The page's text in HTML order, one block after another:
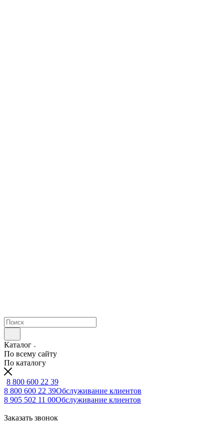
Каталог
По всему сайту
По каталогу
8 800 600 22 39
8 800 600 22 39Обслуживание клиентов
8 905 502 11 00Обслуживание клиентов
Заказать звонок